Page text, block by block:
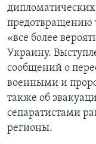
предотвращению
«все более
Украину.
сообщений о
военными и
также об
сепаратистами
регионы.